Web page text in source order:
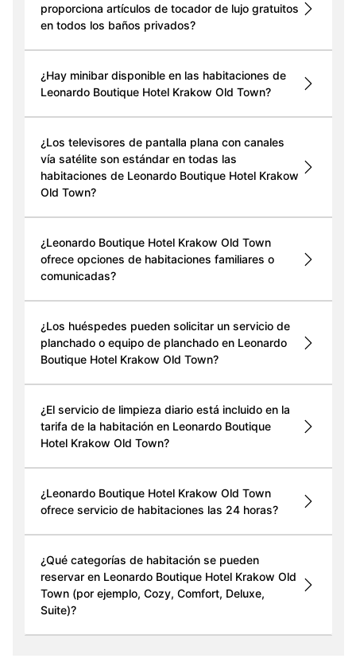
proporciona artículos de tocador de lujo gratuitos
en todos los baños privados?
¿Hay minibar disponible en las habitaciones de
Leonardo Boutique Hotel Krakow Old Town?
¿Los televisores de pantalla plana con canales
vía satélite son estándar en todas las
habitaciones de Leonardo Boutique Hotel Krakow
Old Town?
¿Leonardo Boutique Hotel Krakow Old Town
ofrece opciones de habitaciones familiares o
comunicadas?
¿Los huéspedes pueden solicitar un servicio de
planchado o equipo de planchado en Leonardo
Boutique Hotel Krakow Old Town?
¿El servicio de limpieza diario está incluido en la
tarifa de la habitación en Leonardo Boutique
Hotel Krakow Old Town?
¿Leonardo Boutique Hotel Krakow Old Town
ofrece servicio de habitaciones las 24 horas?
¿Qué categorías de habitación se pueden
reservar en Leonardo Boutique Hotel Krakow Old
Town (por ejemplo, Cozy, Comfort, Deluxe,
Suite)?